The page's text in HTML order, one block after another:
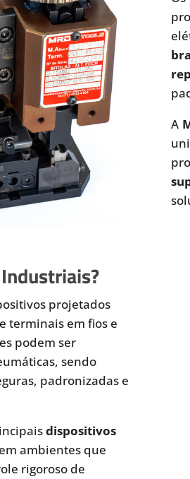
A
projetados
terminais em fios e
podem ser
sendo
padronizadas e
dispositivos
ambientes que
rigoroso de